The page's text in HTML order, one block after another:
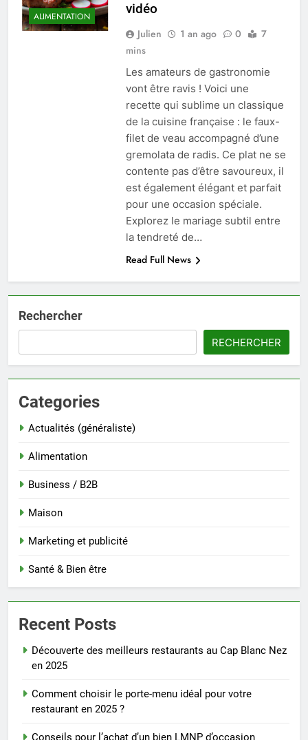
ALIMENTATION
vidéo
Julien 1 an ago 0
7
mins
Les amateurs de gastronomie
vont être ravis ! Voici une
recette qui sublime un classique
de la cuisine française : le faux-
filet de veau accompagné d’une
gremolata de radis. Ce plat ne se
contente pas d’être savoureux, il
est également élégant et parfait
pour une occasion spéciale.
Explorez le mariage subtil entre
la tendreté de…
Read Full News
Rechercher
RECHERCHER
Categories
Actualités (généraliste)
Alimentation
Business / B2B
Maison
Marketing et publicité
Santé & Bien être
Recent Posts
Découverte des meilleurs restaurants au Cap Blanc Nez
en 2025
Comment choisir le porte-menu idéal pour votre
restaurant en 2025 ?
Conseils pour l’achat d’un bien LMNP d’occasion